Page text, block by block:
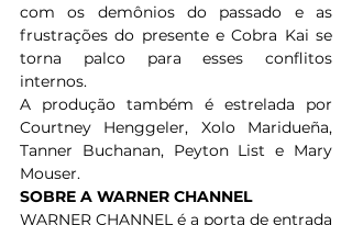
com os demônios do passado e as
frustrações do presente e Cobra Kai se
torna palco para esses conflitos
internos.
A produção também é estrelada por
Courtney Henggeler, Xolo Maridueña,
Tanner Buchanan, Peyton List e Mary
Mouser.
SOBRE A WARNER CHANNEL
WARNER CHANNEL é a porta de entrada